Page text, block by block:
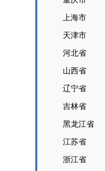
上海市
天津市
河北省
山西省
辽宁省
吉林省
黑龙江省
江苏省
浙江省